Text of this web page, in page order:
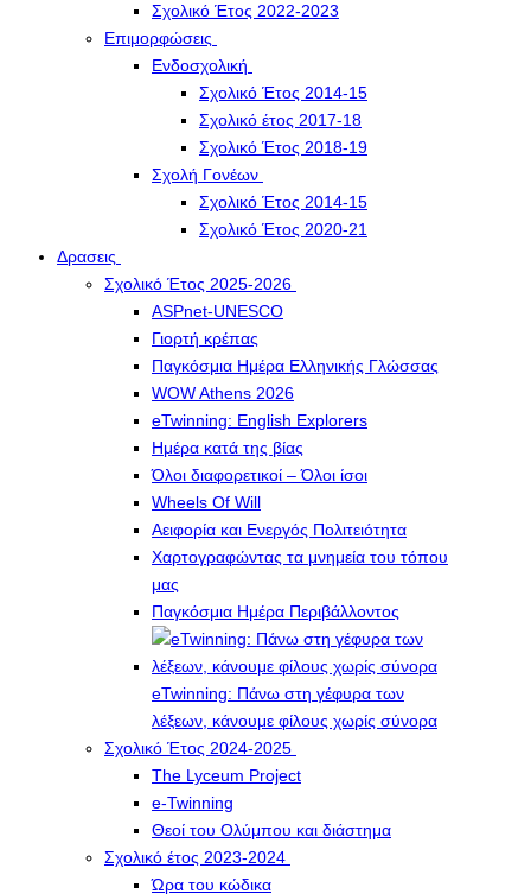
Σχολικό Έτος 2022-2023
Επιμορφώσεις
Ενδοσχολική
Σχολικό Έτος 2014-15
Σχολικό έτος 2017-18
Σχολικό Έτος 2018-19
Σχολή Γονέων
Σχολικό Έτος 2014-15
Σχολικό Έτος 2020-21
Δρασεις
Σχολικό Έτος 2025-2026
ASPnet-UNESCO
Γιορτή κρέπας
Παγκόσμια Ημέρα Ελληνικής Γλώσσας
WOW Athens 2026
eTwinning: English Explorers
Ημέρα κατά της βίας
Όλοι διαφορετικοί – Όλοι ίσοι
Wheels Of Will
Αειφορία και Ενεργός Πολιτειότητα
Χαρτογραφώντας τα μνημεία του τόπου
μας
Παγκόσμια Ημέρα Περιβάλλοντος
eTwinning: Πάνω στη γέφυρα των
λέξεων, κάνουμε φίλους χωρίς σύνορα
Σχολικό Έτος 2024-2025
The Lyceum Project
e-Twinning
Θεοί του Ολύμπου και διάστημα
Σχολικό έτος 2023-2024
Ώρα του κώδικα